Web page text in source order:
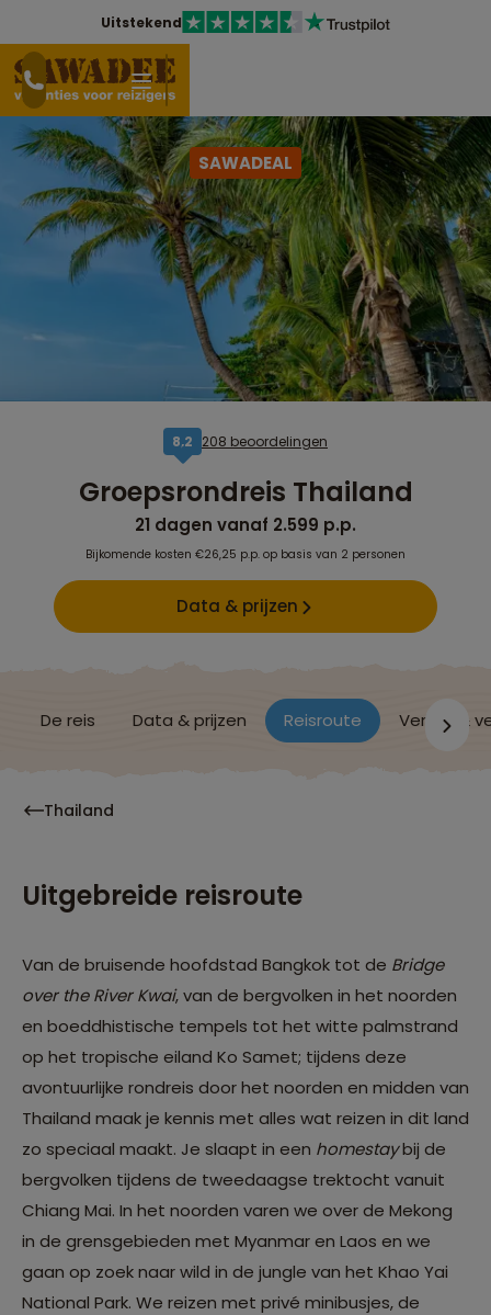
Uitstekend
SAWADEAL
8,2 208 beoordelingen
Groepsrondreis Thailand
21 dagen vanaf 2.599 p.p.
Bijkomende kosten €26,25 p.p. op basis van 2 personen
Data & prijzen
De reis Data & prijzen Reisroute Verblijf &
Thailand
Uitgebreide reisroute
Van de bruisende hoofdstad Bangkok tot de Bridge
over the River Kwai, van de bergvolken in het noorden
en boeddhistische tempels tot het witte palmstrand
op het tropische eiland Ko Samet; tijdens deze
avontuurlijke rondreis door het noorden en midden van
Thailand maak je kennis met alles wat reizen in dit land
zo speciaal maakt. Je slaapt in een homestaybij de
bergvolken tijdens de tweedaagse trektocht vanuit
Chiang Mai. In het noorden varen we over de Mekong
in de grensgebieden met Myanmar en Laos en we
gaan op zoek naar wild in de jungle van het Khao Yai
National Park. We reizen met privé minibusjes, de